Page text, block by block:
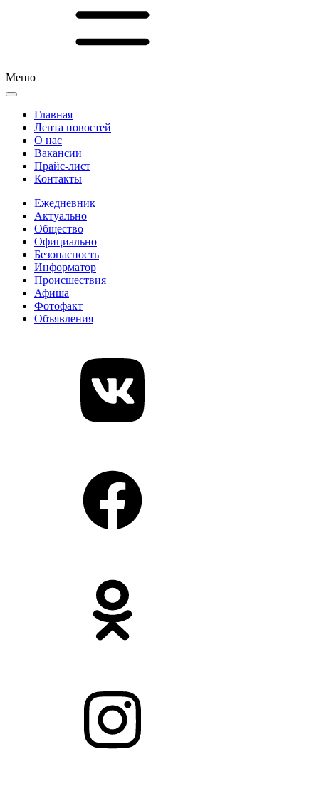
Меню
Главная
Лента новостей
О нас
Вакансии
Прайс-лист
Контакты
Ежедневник
Актуально
Общество
Официально
Безопасность
Информатор
Происшествия
Афиша
Фотофакт
Объявления